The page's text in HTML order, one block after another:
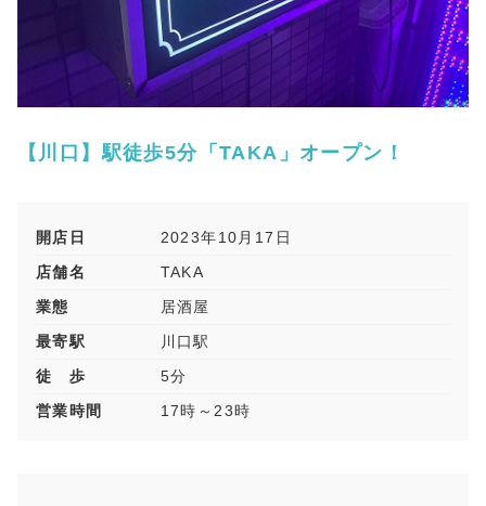
【川口】駅徒歩5分「TAKA」オープン！
開店日
2023年10月17日
店舗名
TAKA
業態
居酒屋
最寄駅
川口駅
徒 歩
5分
営業時間
17時～23時